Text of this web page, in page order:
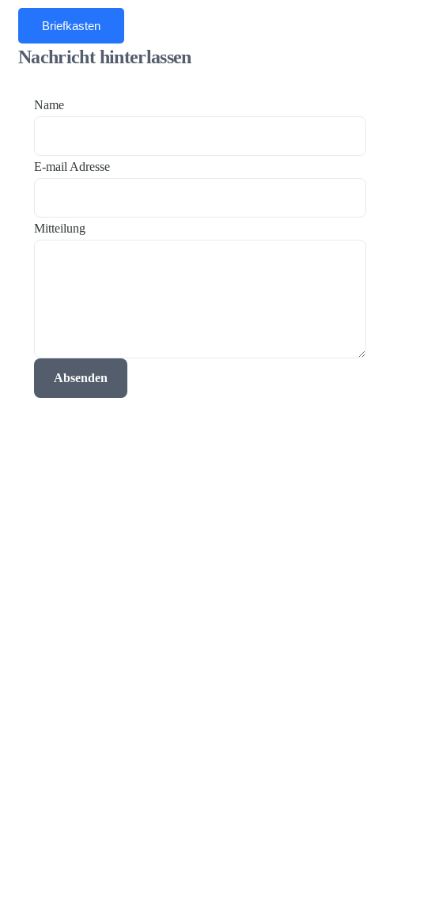
Briefkasten
Nachricht hinterlassen
Name
E-mail Adresse
Mitteilung